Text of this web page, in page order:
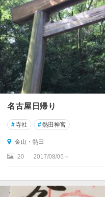
名古屋日帰り
#寺社 #熱田神宮
金山・熱田
20 2017/08/05～